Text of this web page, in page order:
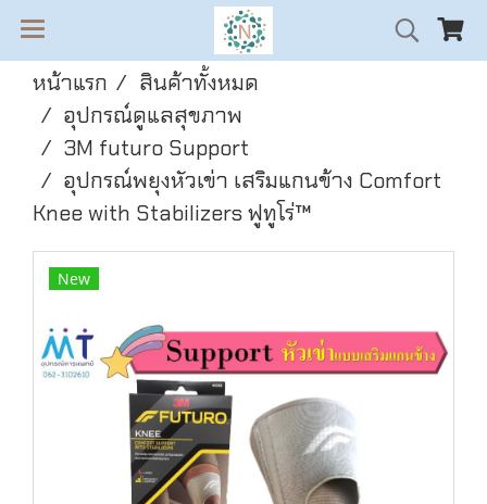
หน้าแรก
สินค้าทั้งหมด
อุปกรณ์ดูแลสุขภาพ
3M futuro Support
อุปกรณ์พยุงหัวเข่า เสริมแกนข้าง Comfort
Knee with Stabilizers ฟูทูโร่™
New